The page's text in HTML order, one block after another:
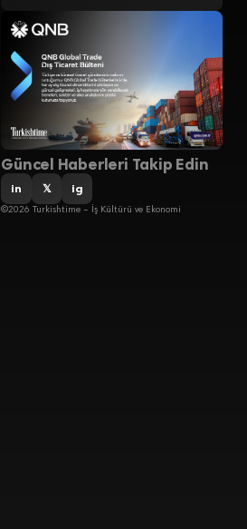
Güncel Haberleri Takip Edin
in 𝕏 ig
©2026 Turkishtime – İş Kültürü ve Ekonomi